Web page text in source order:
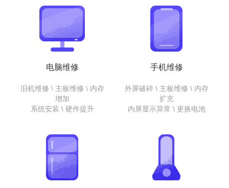
电脑维修
旧机维修 \ 主板维修 \ 内存
增加
系统安装 \ 硬件提升
手机维修
外屏破碎 \ 主板维修 \ 内存
扩充
内屏显示异常 \ 更换电池